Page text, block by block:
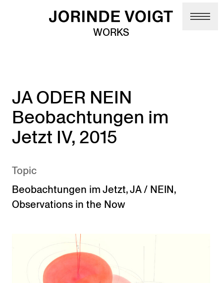
Skip to main content
WORKS
JA ODER NEIN
Beobachtungen im
Jetzt IV, 2015
Topic
Beobachtungen im Jetzt,JA / NEIN,
Observations in the Now